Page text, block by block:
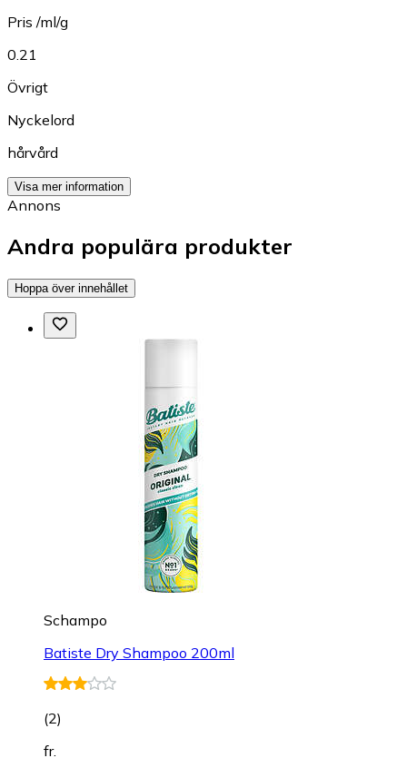
Pris /ml/g
0.21
Övrigt
Nyckelord
hårvård
Visa mer information
Annons
Andra populära produkter
Hoppa över innehållet
Schampo
Batiste Dry Shampoo 200ml
(2)
fr.